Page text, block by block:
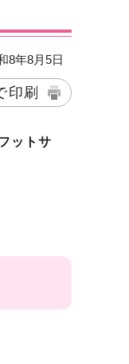
8年8月5日
印刷
ットサ